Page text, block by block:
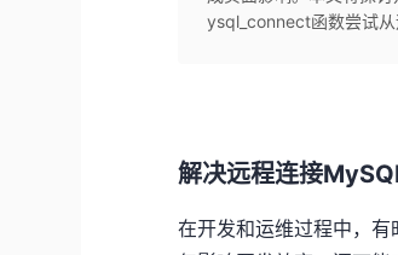
ysql_connect​​函数尝试
解决远程连接
在开发和运维过程中，